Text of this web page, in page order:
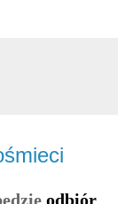
odbiór